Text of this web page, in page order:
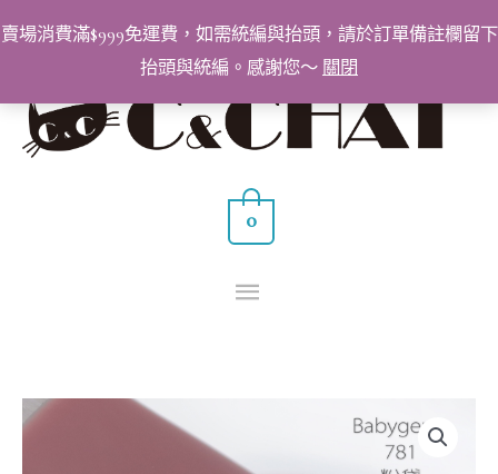
賣場消費滿$999免運費，如需統編與抬頭，請於訂單備註欄留下
抬頭與統編。感謝您～ 關閉
至
要
選
0
BabyGenie